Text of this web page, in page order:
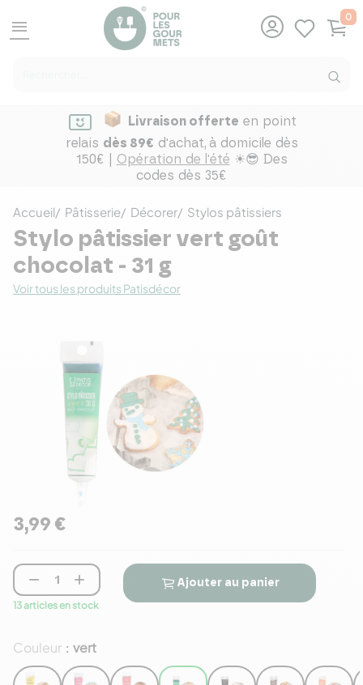
menu
0
Livraison offerte en point
relais dès 89€ d'achat, à domicile dès
150€ | Opération de l'été ☀😎 Des
codes dès 35€
Accueil Pâtisserie Décorer Stylos pâtissiers
Stylo pâtissier vert goût
chocolat - 31 g
Voir tous les produits Patisdécor
3,99 €
Couleur : vert
 
13 articles en stock
Ajouter au panier